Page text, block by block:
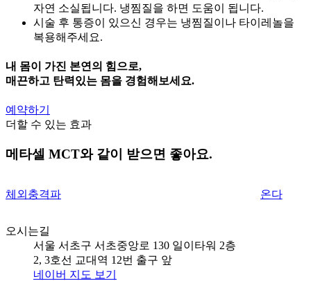
자연 소실됩니다. 냉찜질을 하면 도움이 됩니다.
시술 후 통증이 있으신 경우는 냉찜질이나 타이레놀을
복용해주세요.
내 몸이 가진 본연의 힘으로,
매끈하고 탄력있는 몸을 경험해보세요.
예약하기
더할 수 있는 효과
메타셀 MCT와 같이 받으면 좋아요.
체외충격파 온다
오시는길
서울 서초구 서초중앙로 130 일이타워 2층
2, 3호선 교대역 12번 출구 앞
네이버 지도 보기